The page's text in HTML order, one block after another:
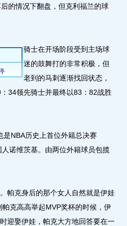
的情况下翻盘，但克利福兰的球
骑士在开场阶段受到主场球
迷的鼓舞打的非常积极，但
老到的马刺逐渐找回状态，
34领先骑士并最终以83：82战胜
NBA历史上首位外籍总决赛
诺维茨基。由两位外籍球员包揽
克身后的那个女人自然就是伊娃
克高高举起MVP奖杯的时候，伊
迎娶伊娃，帕克大方地回答要在一